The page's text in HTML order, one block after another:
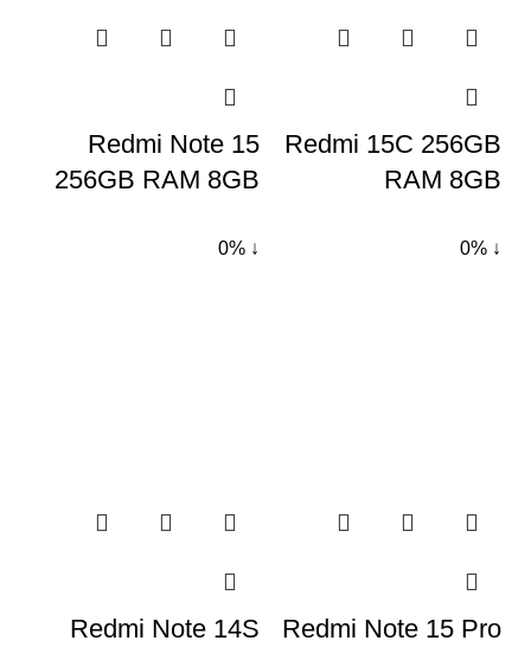
Redmi 15C 256GB
RAM 8GB
Redmi Note 15
256GB RAM 8GB
↓ 0%
Redmi Note 15 Pro
↓ 0%
Redmi Note 14S